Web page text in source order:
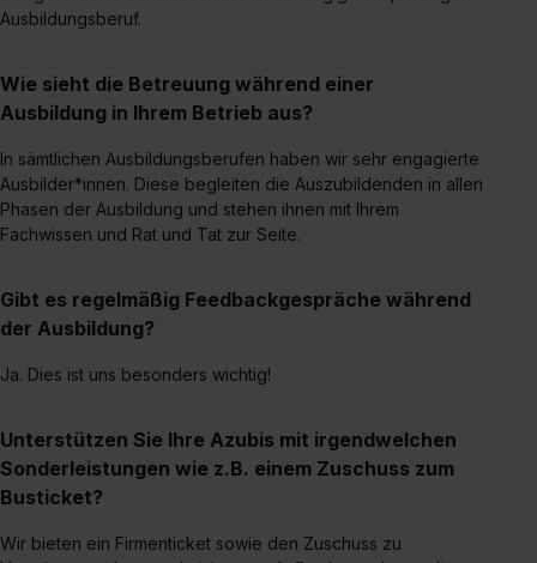
Media und Marketing“ umfasst hierbei die Einwilligung
S. 1 lit. a) DS-GVO). Die USA verfügen über kein
angemessenes Datenschutzniveau (EuGH – Schrems
Wirkung für die Zukunft ganz oder teilweise über unsere
Datenschutzerklärung unter dem Punkt „Datenschutz-
Einstellungen“ widerrufen. Weitere Informationen zu den
Impressum.
Ausbildungsberuf.
Wie sieht die Betreuung während einer
Ausbildung in Ihrem Betrieb aus?
In sämtlichen Ausbildungsberufen haben wir sehr engagierte
Ausbilder*innen. Diese begleiten die Auszubildenden in allen
Phasen der Ausbildung und stehen ihnen mit Ihrem
Fachwissen und Rat und Tat zur Seite.
Gibt es regelmäßig Feedbackgespräche während
der Ausbildung?
Ja. Dies ist uns besonders wichtig!
Unterstützen Sie Ihre Azubis mit irgendwelchen
Sonderleistungen wie z.B. einem Zuschuss zum
Busticket?
Wir bieten ein Firmenticket sowie den Zuschuss zu